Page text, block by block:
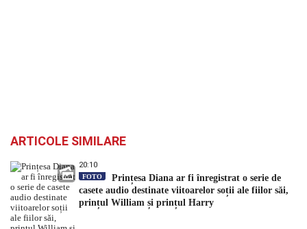
ARTICOLE SIMILARE
20:10
FOTO
Prințesa Diana ar fi înregistrat o serie de
casete audio destinate viitoarelor soții ale fiilor săi,
prințul William și prințul Harry